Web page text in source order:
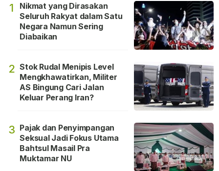
1
Nikmat yang Dirasakan
Seluruh Rakyat dalam Satu
Negara Namun Sering
Diabaikan
2 Stok Rudal Menipis Level
Mengkhawatirkan, Militer
AS Bingung Cari Jalan
Keluar Perang Iran?
3 Pajak dan Penyimpangan
Seksual Jadi Fokus Utama
Bahtsul Masail Pra
Muktamar NU